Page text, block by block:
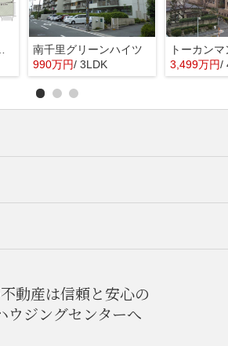
南千里グリーンハイツ
990万円/ 3LDK 3,499万円/
動産は信頼と安心の
ウジングセンターへ